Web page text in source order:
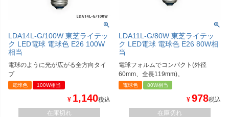
LDA14L-G/100W 東芝ライテッ
ク LED電球 電球色 E26 100W
相当
電球のように光が広がる全方向タイ
プ
電球色 100W相当
¥ 1,140税込
在庫切れ
LDA11L-G/80W 東芝ライテッ
ク LED電球 電球色 E26 80W相
当
電球フォルムでコンパクト(外径
60mm、全長119mm)。
電球色 80W相当
¥ 978税込
在庫切れ